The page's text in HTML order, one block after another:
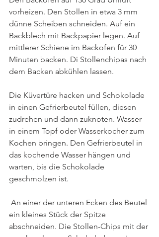
vorheizen. Den Stollen in etwa 3 mm
dünne Scheiben schneiden. Auf ein
Backblech mit Backpapier legen. Auf
mittlerer Schiene im Backofen für 30
Minuten backen. Di Stollenchipas nach
dem Backen abkühlen lassen.
Die Küvertüre hacken und Schokolade
in einen Gefrierbeutel füllen, diesen
zudrehen und dann zuknoten. Wasser
in einem Topf oder Wasserkocher zum
Kochen bringen. Den Gefrierbeutel in
das kochende Wasser hängen und
warten, bis die Schokolade
geschmolzen ist.
An einer der unteren Ecken des Beutel
ein kleines Stück der Spitze
abschneiden. Die Stollen-Chips mit der